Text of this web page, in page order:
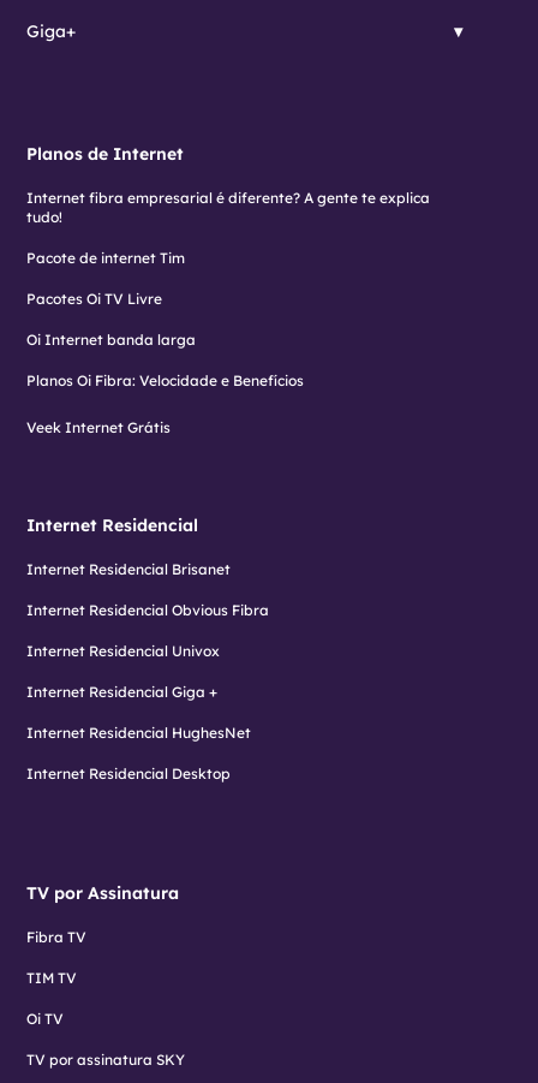
Giga+
Planos de Internet
Internet fibra empresarial é diferente? A gente te explica
tudo!
Pacote de internet Tim
Pacotes Oi TV Livre
Oi Internet banda larga
Planos Oi Fibra: Velocidade e Benefícios
Veek Internet Grátis
Internet Residencial
Internet Residencial Brisanet
Internet Residencial Obvious Fibra
Internet Residencial Univox
Internet Residencial Giga +
Internet Residencial HughesNet
Internet Residencial Desktop
TV por Assinatura
Fibra TV
TIM TV
Oi TV
TV por assinatura SKY